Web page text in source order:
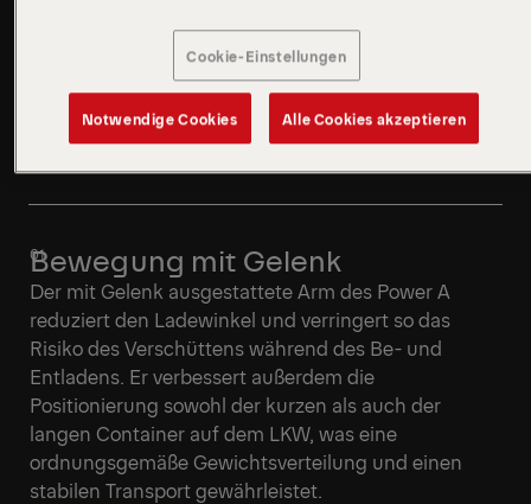
Bewegung mit Gelenk
Der mit Gelenk ausgestattete Arm des Power A
reduziert den Ladewinkel und verringert so das
Risiko des Verschüttens während des Be- und
Entladens. Er verbessert außerdem die
Positionierung sowohl der kurzen als auch der
langen Container auf dem LKW, was eine
ordnungsgemäße Gewichtsverteilung und einen
stabilen Transport gewährleistet.
Cookie-Einstellungen
Notwendige Cookies Alle Cookies akzeptieren